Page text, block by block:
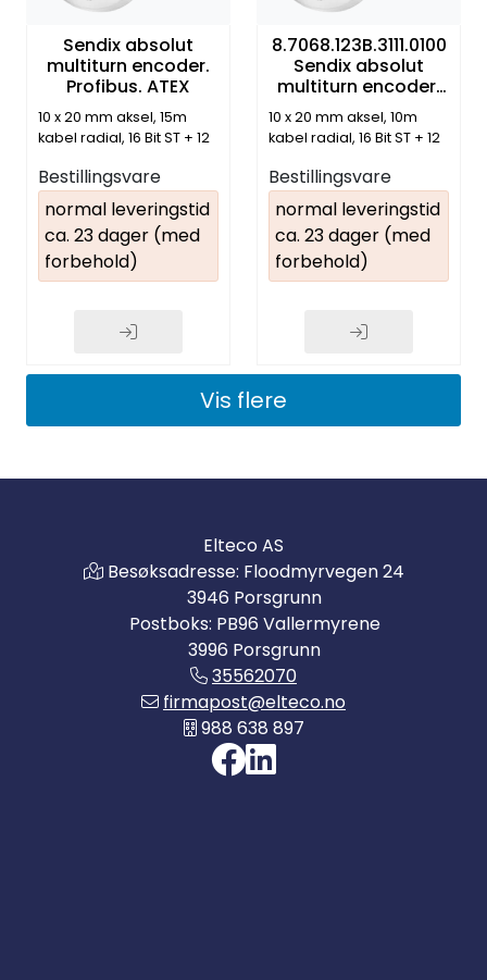
Sendix absolut
multiturn encoder.
Profibus. ATEX
10 x 20 mm aksel, 15m
kabel radial, 16 Bit ST + 12
Bestillingsvare
normal leveringstid
ca. 23 dager (med
forbehold)
8.7068.123B.3111.0100
Sendix absolut
multiturn encoder.
Profibus. ATEX
10 x 20 mm aksel, 10m
kabel radial, 16 Bit ST + 12
Bestillingsvare
normal leveringstid
ca. 23 dager (med
forbehold)
Vis flere
Elteco AS
Besøksadresse: Floodmyrvegen 24
3946 Porsgrunn
Postboks: PB96 Vallermyrene
3996 Porsgrunn
35562070
firmapost@elteco.no
988 638 897